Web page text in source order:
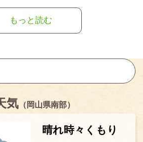
もっと読む
気 （岡山県南部）
晴れ時々くもり